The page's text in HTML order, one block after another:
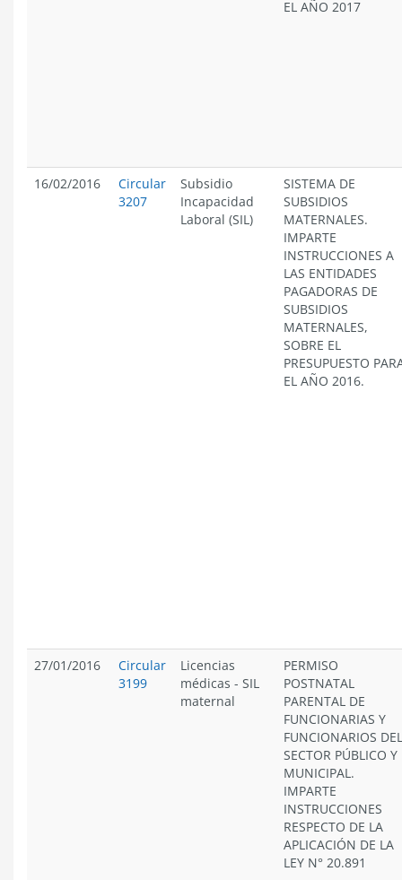
EL AÑO 2017
16/02/2016
Circular
3207
Subsidio
Incapacidad
Laboral (SIL)
SISTEMA DE
SUBSIDIOS
MATERNALES.
IMPARTE
INSTRUCCIONES A
LAS ENTIDADES
PAGADORAS DE
SUBSIDIOS
MATERNALES,
SOBRE EL
PRESUPUESTO
EL AÑO 2016.
27/01/2016
Circular
3199
Licencias
médicas - SIL
maternal
PERMISO
POSTNATAL
PARENTAL DE
FUNCIONARIAS Y
FUNCIONARIOS DEL
SECTOR PÚBLICO Y
MUNICIPAL.
IMPARTE
INSTRUCCIONES
RESPECTO DE LA
APLICACIÓN DE LA
LEY N° 20.891